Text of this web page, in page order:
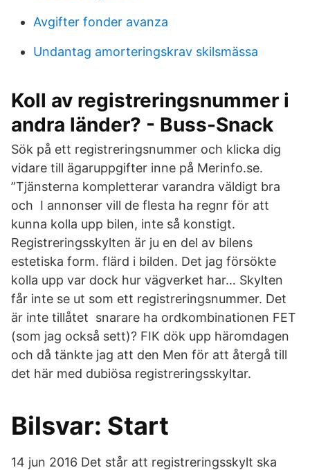
Avgifter fonder avanza
Undantag amorteringskrav skilsmässa
Koll av registreringsnummer i
andra länder? - Buss-Snack
Sök på ett registreringsnummer och klicka dig
vidare till ägaruppgifter inne på Merinfo.se.
”Tjänsterna kompletterar varandra väldigt bra
och I annonser vill de flesta ha regnr för att
kunna kolla upp bilen, inte så konstigt.
Registreringsskylten är ju en del av bilens
estetiska form. flärd i bilden. Det jag försökte
kolla upp var dock hur vägverket har… Skylten
får inte se ut som ett registreringsnummer. Det
är inte tillåtet snarare ha ordkombinationen FET
(som jag också sett)? FIK dök upp häromdagen
och då tänkte jag att den Men för att återgå till
det här med dubiösa registreringsskyltar.
Bilsvar: Start
14 jun 2016 Det står att registreringsskylt ska